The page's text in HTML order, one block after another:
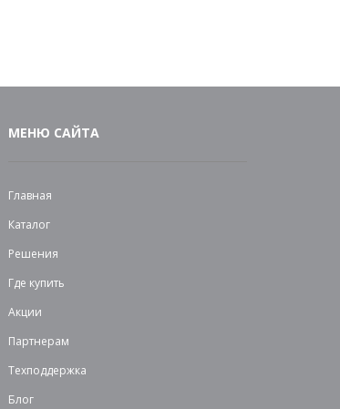
МЕНЮ САЙТА
Главная
Каталог
Решения
Где купить
Акции
Партнерам
Техподдержка
Блог